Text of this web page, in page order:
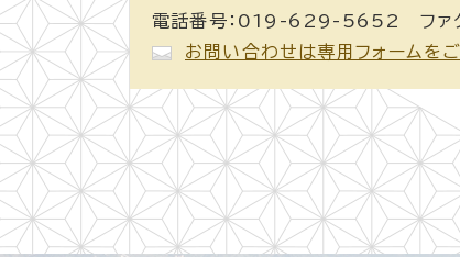
電話番号：019-629-5652 ファ
お問い合わせは専用フォームをご